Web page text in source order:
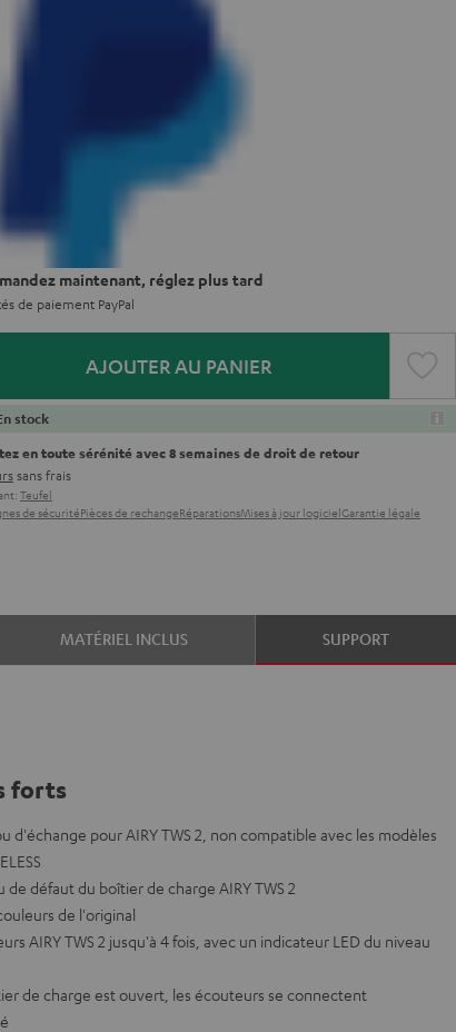
maintenant, réglez plus tard
de paiement PayPal
AJOUTER AU PANIER
stock
en toute sérénité avec 8 semaines de droit de retour
sans frais
Teufel
de sécuritéPièces de rechangeRéparationsMises à jour logicielGarantie légale
MATÉRIEL INCLUS SUPPORT
forts
pour AIRY TWS 2, non compatible avec les modèles
défaut du boîtier de charge AIRY TWS 2
de l'original
AIRY TWS 2 jusqu'à 4 fois, avec un indicateur LED du niveau
de charge est ouvert, les écouteurs se connectent